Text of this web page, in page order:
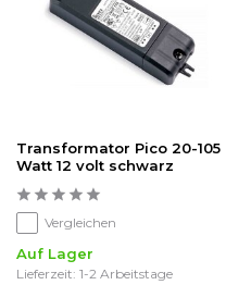
Transformator Pico 20-105
Watt 12 volt schwarz
Vergleichen
Auf Lager
Lieferzeit: 1-2 Arbeitstage